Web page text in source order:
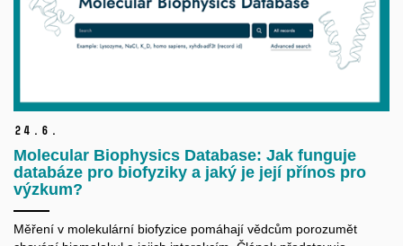
24. 6.
Molecular Biophysics Database: Jak funguje
databáze pro biofyziky a jaký je její přínos pro
výzkum?
Měření v molekulární biofyzice pomáhají vědcům porozumět